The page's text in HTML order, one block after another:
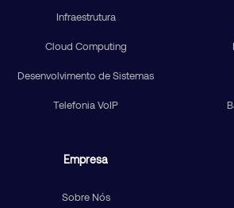
Infraestrutura
Cloud Computing
Desenvolvimento de Sistemas
Telefonia VoIP
Empresa
Sobre Nós